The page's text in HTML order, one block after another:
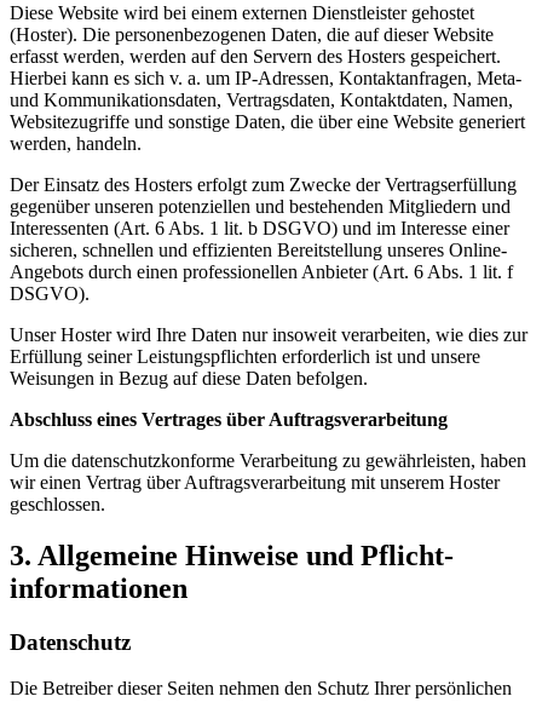
Diese Website wird bei einem externen Dienstleister gehostet
(Hoster). Die personenbezogenen Daten, die auf dieser Website
erfasst werden, werden auf den Servern des Hosters gespeichert.
Hierbei kann es sich v. a. um IP-Adressen, Kontaktanfragen, Meta-
und Kommunikationsdaten, Vertragsdaten, Kontaktdaten, Namen,
Websitezugriffe und sonstige Daten, die über eine Website generiert
werden, handeln.
Der Einsatz des Hosters erfolgt zum Zwecke der Vertragserfüllung
gegenüber unseren potenziellen und bestehenden Mitgliedern und
Interessenten (Art. 6 Abs. 1 lit. b DSGVO) und im Interesse einer
sicheren, schnellen und effizienten Bereitstellung unseres Online-
Angebots durch einen professionellen Anbieter (Art. 6 Abs. 1 lit. f
DSGVO).
Unser Hoster wird Ihre Daten nur insoweit verarbeiten, wie dies zur
Erfüllung seiner Leistungspflichten erforderlich ist und unsere
Weisungen in Bezug auf diese Daten befolgen.
Abschluss eines Vertrages über Auftragsverarbeitung
Um die datenschutzkonforme Verarbeitung zu gewährleisten, haben
wir einen Vertrag über Auftragsverarbeitung mit unserem Hoster
geschlossen.
3. Allgemeine Hinweise und Pflicht­
informationen
Datenschutz
Die Betreiber dieser Seiten nehmen den Schutz Ihrer persönlichen